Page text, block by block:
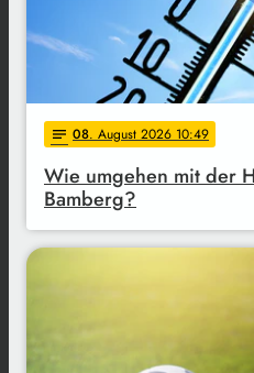
notes 08. August 2026 10:49
Wie umgehen mit der
Bamberg?